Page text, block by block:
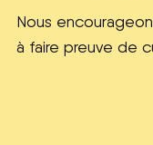
Nous
à faire preuve de